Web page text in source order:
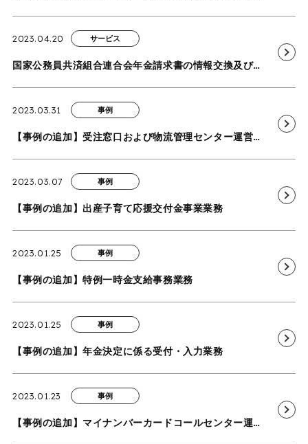
2023.04.20 サービス
国家公務員共済組合連合会年金請求書の情報交換及びデータ入力等業務を受託
2023.03.31 事例
【事例の追加】受注窓口および物流管理センター運営業務（医療機器メーカー）
2023.03.07 事例
【事例の追加】出産子育て応援交付金事業業務
2023.01.25 事例
【事例の追加】特例一時金支給事務業務
2023.01.25 事例
【事例の追加】年金決定に係る受付・入力業務
2023.01.23 事例
【事例の追加】マイナンバーカードコールセンター運営等業務